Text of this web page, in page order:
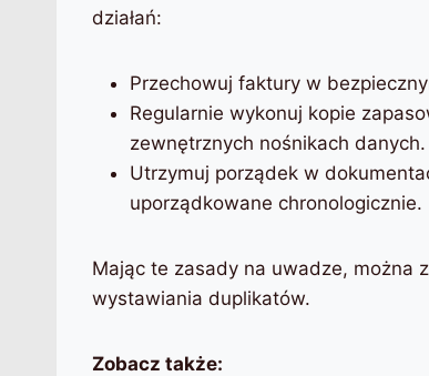
działań:
Przechowuj faktury w
Regularnie wykonuj kopie
zewnętrznych nośnikach danych.
Utrzymuj porządek w
uporządkowane chronologicznie.
Mając te zasady na uwadze, można
wystawiania duplikatów.
Zobacz także: